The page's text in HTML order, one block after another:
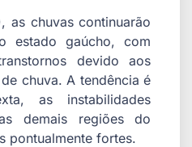
as chuvas continuarão
estado gaúcho, com
devido aos
chuva. A tendência é
as instabilidades
demais regiões do
pontualmente fortes.